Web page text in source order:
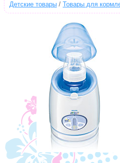
Детские товары / Товары для